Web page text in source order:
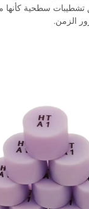
سطحية كأنها
الزمن.